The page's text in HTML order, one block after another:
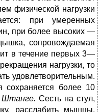
физической нагрузки
при умеренных
при более вы­соких —
сопровождаемая
в течение первых 3—
нагрузки, то
удовлетворительным.
более 10
Штанге. Сесть на стул,
расслабить мышцы.